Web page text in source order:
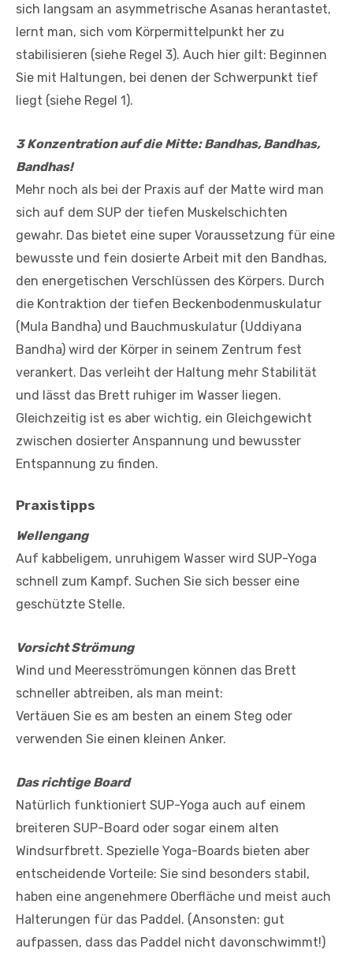
sich langsam an asymmetrische Asanas herantastet,
lernt man, sich vom Körpermittelpunkt her zu
stabilisieren (siehe Regel 3). Auch hier gilt: Beginnen
Sie mit Haltungen, bei denen der Schwerpunkt tief
liegt (siehe Regel 1).
3 Konzentration auf die Mitte: Bandhas, Bandhas,
Bandhas!
Mehr noch als bei der Praxis auf der Matte wird man
sich auf dem SUP der tiefen Muskelschichten
gewahr. Das bietet eine super Voraussetzung für eine
bewusste und fein dosierte Arbeit mit den Bandhas,
den energetischen Verschlüssen des Körpers. Durch
die Kontraktion der tiefen Beckenbodenmuskulatur
(Mula Bandha) und Bauchmuskulatur (Uddiyana
Bandha) wird der Körper in seinem Zentrum fest
verankert. Das verleiht der Haltung mehr Stabilität
und lässt das Brett ruhiger im Wasser liegen.
Gleichzeitig ist es aber wichtig, ein Gleichgewicht
zwischen dosierter Anspannung und bewusster
Entspannung zu finden.
Praxistipps
Wellengang
Auf kabbeligem, unruhigem Wasser wird SUP-Yoga
schnell zum Kampf. Suchen Sie sich besser eine
geschützte Stelle.
Vorsicht Strömung
Wind und Meeresströmungen können das Brett
schneller abtreiben, als man meint:
Vertäuen Sie es am besten an einem Steg oder
verwenden Sie einen kleinen Anker.
Das richtige Board
Natürlich funktioniert SUP-Yoga auch auf einem
breiteren SUP-Board oder sogar einem alten
Windsurfbrett. Spezielle Yoga-Boards bieten aber
entscheidende Vorteile: Sie sind besonders stabil,
haben eine angenehmere Oberfläche und meist auch
Halterungen für das Paddel. (Ansonsten: gut
aufpassen, dass das Paddel nicht davonschwimmt!)